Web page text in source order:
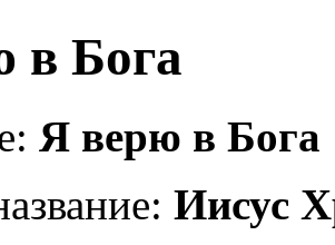
в Бога
Я верю в Бога
Иисус